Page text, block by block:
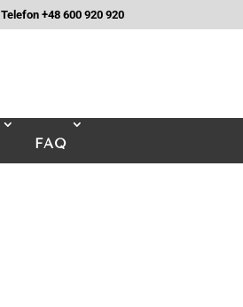
Telefon +48 600 920 920
FAQ